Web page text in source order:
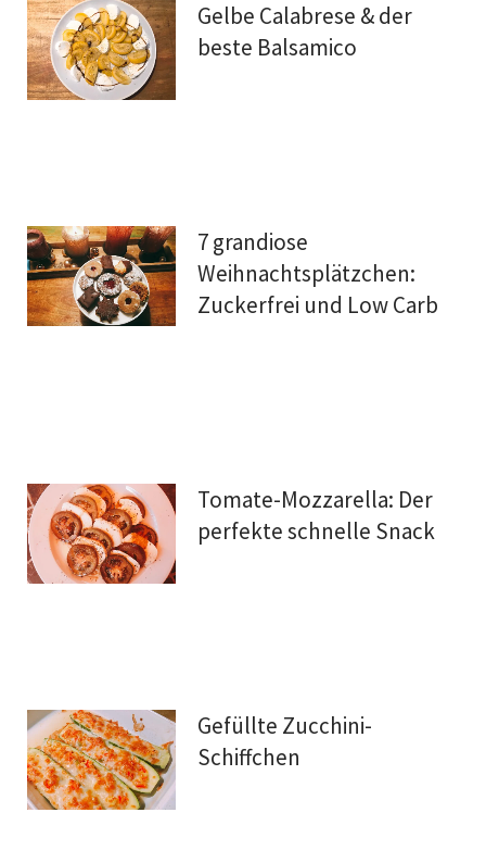
Gelbe Calabrese & der
beste Balsamico
7 grandiose
Weihnachtsplätzchen:
Zuckerfrei und Low Carb
Tomate-Mozzarella: Der
perfekte schnelle Snack
Gefüllte Zucchini-
Schiffchen